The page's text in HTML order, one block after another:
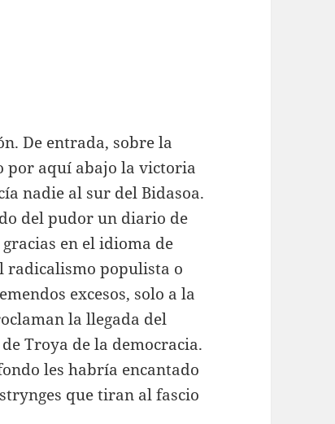
De entrada, sobre la
por aquí abajo la victoria
nadie al sur del Bidasoa.
del pudor un diario de
en el idioma de
radicalismo populista o
excesos, solo a la
la llegada del
Troya de la democracia.
les habría encantado
que tiran al fascio